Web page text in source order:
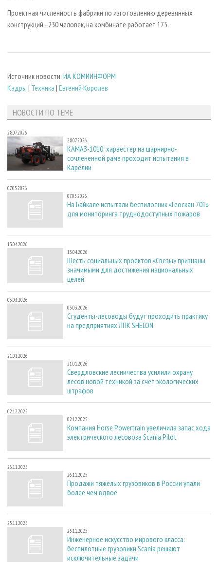
Проектная численность фабрики по изготовлению деревянных
конструкций - 230 человек, на комбинате работает 175.
Источник новости: ИА КОМИИНФОРМ
Кадры | Техника | Евгений Королев
НОВОСТИ ПО ТЕМЕ
28.07.2026
28.07.2026
КАМАЗ-1010: харвестер на шарнирно-
сочлененной раме проходит испытания в
Карелии
07.05.2026
07.05.2026
На Байкале испытали беспилотник «Геоскан 701»
для мониторинга труднодоступных пожаров
13.04.2026
13.04.2026
Шесть социальных проектов «Свезы» признаны
значимыми для достижения национальных
целей
03.03.2026
03.03.2026
Студенты-лесоводы будут проходить практику
на предприятиях ЛПК SHELON
21.01.2026
21.01.2026
Свердловские лесничества усилили охрану
лесов новой техникой за счёт экологических
штрафов
02.12.2025
02.12.2025
Компания Horse Powertrain увеличила запас хода
электрического лесовоза Scania Pilot
26.11.2025
26.11.2025
Продажи тяжелых грузовиков в России упали
более чем вдвое
25.11.2025
25.11.2025
Инженерное искусство мирового класса:
беспилотные грузовики Scania решают
исключительные задачи